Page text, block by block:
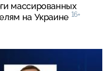
массированных
на Украине 16+